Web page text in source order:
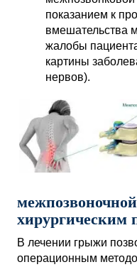
показанием к
вмешательства
жалобы
картины
нервов).
хирургическим
В лечении грыжи
операционным